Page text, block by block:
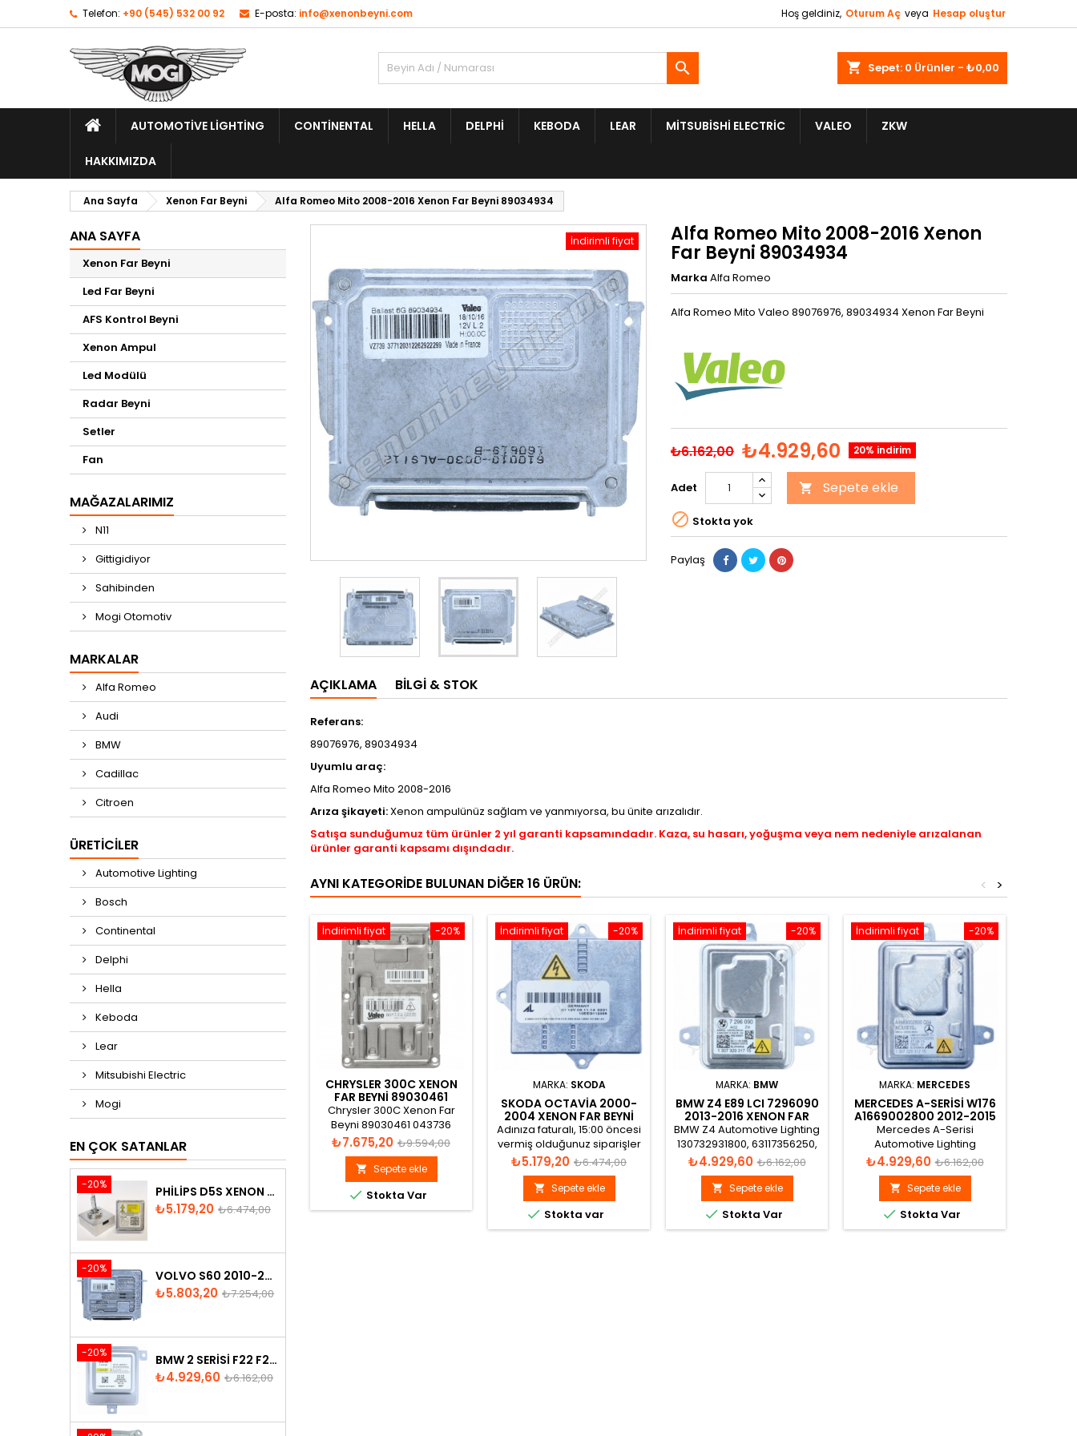
Telefon: +90 (545) 532 00 92 E-posta: info@xenonbeyni.com Hoş geldiniz, Oturum Aç veya Hesap oluştur
shopping_cart Sepet: 0 Ürünler - ₺0,00

AUTOMOTIVE LIGHTING CONTINENTAL HELLA DELPHI KEBODA LEAR MITSUBISHI ELECTRIC VALEO ZKW
HAKKIMIZDA
Ana Sayfa Xenon Far Beyni Alfa Romeo Mito 2008-2016 Xenon Far Beyni 89034934
ANA SAYFA
Xenon Far Beyni
Led Far Beyni
AFS Kontrol Beyni
Xenon Ampul
Led Modülü
Radar Beyni
Setler
Fan
MAĞAZALARIMIZ
N11
Gittigidiyor
Sahibinden
Mogi Otomotiv
MARKALAR
Alfa Romeo
Audi
BMW
Cadillac
Citroen
ÜRETICILER
Automotive Lighting
Bosch
Continental
Delphi
Hella
Keboda
Lear
Mitsubishi Electric
Mogi
EN ÇOK SATANLAR
-20% PHILIPS D5S XENON AMPUL
Fiyat
₺5.179,20 Normal
₺6.474,00
-20% VOLVO S60 2010-2018 XENON FAR BEYNI 31297942
Fiyat
₺5.803,20 Normal
₺7.254,00
-20% BMW 2 SERISI F22 F23 2013-2016 XENON FAR BEYNI 7318327
Fiyat
₺4.929,60 Normal
₺6.162,00
İndirimli fiyat Alfa Romeo Mito 2008-2016 Xenon
Far Beyni 89034934
Marka Alfa Romeo
Alfa Romeo Mito Valeo 89076976, 89034934 Xenon Far Beyni
₺6.162,00 ₺4.929,60 20% indirim
Adet  Sepete ekle
 Stokta yok
Paylaş
AÇIKLAMA BILGI & STOK
Referans:
89076976, 89034934
Uyumlu araç:
Alfa Romeo Mito 2008-2016
Arıza şikayeti:Xenon ampulünüz sağlam ve yanmıyorsa, bu ünite arızalıdır.
Satışa sunduğumuz tüm ürünler 2 yıl garanti kapsamındadır. Kaza, su hasarı, yoğuşma veya nem nedeniyle arızalanan
ürünler garanti kapsamı dışındadır.
AYNI KATEGORIDE BULUNAN DIĞER 16 ÜRÜN: >
<
-20%
İndirimli fiyat
CHRYSLER 300C XENON
FAR BEYNI 89030461
043736 68060464AA
Chrysler 300C Xenon Far
Beyni 89030461 043736
68060464AA, 89027878,
89027879, 89015132,
89032131, 89031486 Xenon
Far Beyni
Fiyat
₺7.675,20 Normal
fiyat
₺9.594,00
 Sepete ekle
 Stokta Var
-20%
İndirimli fiyat
MARKA: SKODA
SKODA OCTAVIA 2000-
2004 XENON FAR BEYNI
1U0941651 1307329069
Adınıza faturalı, 15:00 öncesi
vermiş olduğunuz siparişler
aynı gün gönderilir.
Fiyat
₺5.179,20 Normal
fiyat
₺6.474,00
 Sepete ekle
 Stokta var
-20%
İndirimli fiyat
MARKA: BMW
BMW Z4 E89 LCI 7296090
2013-2016 XENON FAR
BEYNI
BMW Z4 Automotive Lighting
130732931800, 63117356250,
63127296090, 63117317408,
7296090, 7317408, 7356250
Xenon Far Beyni
Fiyat
₺4.929,60 Normal
fiyat
₺6.162,00
 Sepete ekle
 Stokta Var
-20%
İndirimli fiyat
MARKA: MERCEDES
MERCEDES A-SERISI W176
A1669002800 2012-2015
XENON FAR BEYNI
Mercedes A-Serisi
Automotive Lighting
130732931201, 130732927001,
130732931215, A1669002800
Xenon Far Beyni
Fiyat
₺4.929,60 Normal
fiyat
₺6.162,00
 Sepete ekle
 Stokta Var